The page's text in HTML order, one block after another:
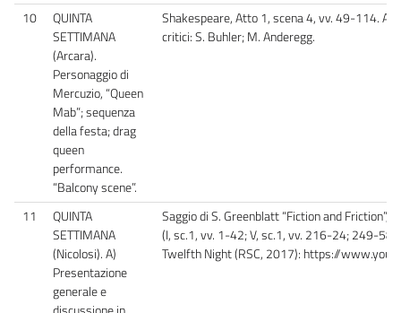
10
QUINTA
SETTIMANA
(Arcara).
Personaggio di
Mercuzio, “Queen
Mab”; sequenza
della festa; drag
queen
performance.
“Balcony scene”.
Shakespeare, Atto 1, scena 4, vv. 49-114.
critici: S. Buhler; M. Anderegg.
11
QUINTA
SETTIMANA
(Nicolosi). A)
Presentazione
generale e
Saggio di S. Greenblatt “Fiction and
(I, sc.1, vv. 1-42; V, sc.1, vv. 216-24; 249-
Twelfth Night (RSC, 2017): https://